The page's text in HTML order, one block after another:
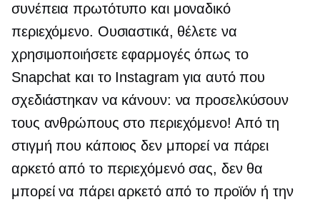
συνέπεια πρωτότυπο και μοναδικό
περιεχόμενο. Ουσιαστικά, θέλετε να
χρησιμοποιήσετε εφαρμογές όπως το
Snapchat και το Instagram για αυτό που
σχεδιάστηκαν να κάνουν: να προσελκύσουν
τους ανθρώπους στο περιεχόμενο! Από τη
στιγμή που κάποιος δεν μπορεί να πάρει
αρκετό από το περιεχόμενό σας, δεν θα
μπορεί να πάρει αρκετό από το προϊόν ή την